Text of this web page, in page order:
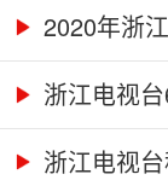
2020年浙
浙江电视
浙江电视